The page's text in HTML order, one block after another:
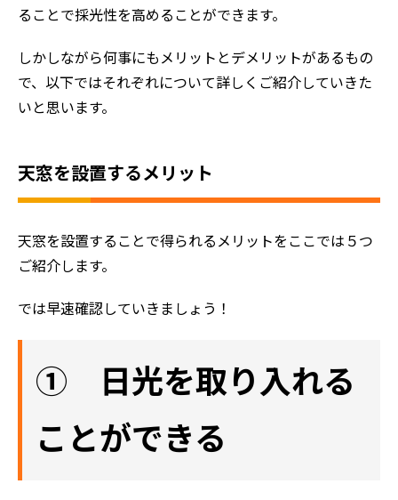
ることで採光性を高めることができます。
しかしながら何事にもメリットとデメリットがあるもの
で、以下ではそれぞれについて詳しくご紹介していきた
いと思います。
天窓を設置するメリット
天窓を設置することで得られるメリットをここでは５つ
ご紹介します。
では早速確認していきましょう！
① 日光を取り入れる
ことができる